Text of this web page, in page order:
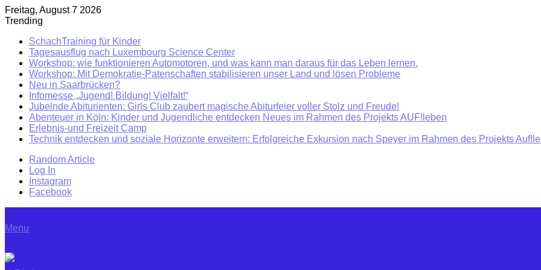
Freitag, August 7 2026
Trending
SchachTraining für Kinder
Tagesausflug nach Luxembourg Science Center
Workshop: wie funktionieren Automotoren, und was kann man daraus für das Leben lernen.
Workshop: Mit Demokratie-Patenschaften stabilisieren unser Land und lösen Probleme
Neu in Saarbrücken?
Infomesse „Jugend! Bildung! Vielfalt!“
Jubelnde Abiturienten: Girls Club zaubert magische Abiturfeier voller Stolz und Freude!
Abenteuer in Köln: Kinder und Jugendliche entdecken Neues im Rahmen des Projekts AUF!leben
Erlebnis-und Freizeit Camp
Technik entdecken und soziale Horizonte erweitern: Erfolgreiche Exkursion nach Speyer im Rahmen des Projekts
Random Article
Log In
Instagram
Facebook
Menu